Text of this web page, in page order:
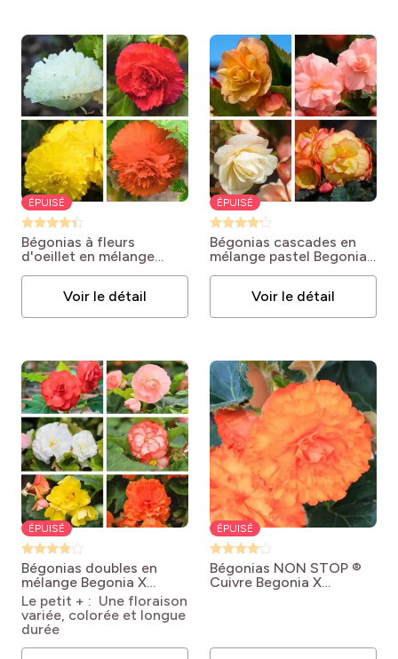
ÉPUISÉ
Bégonias à fleurs
d'oeillet en mélange
Voir le détail
ÉPUISÉ
Bégonias cascades en
mélange pastel Begonia
Voir le détail
ÉPUISÉ
Bégonias doubles en
mélange Begonia X
tuberhybrida NON
STOP®
Le petit + : Une floraison
variée, colorée et longue
durée
ÉPUISÉ
Bégonias NON STOP ®
Cuivre Begonia X